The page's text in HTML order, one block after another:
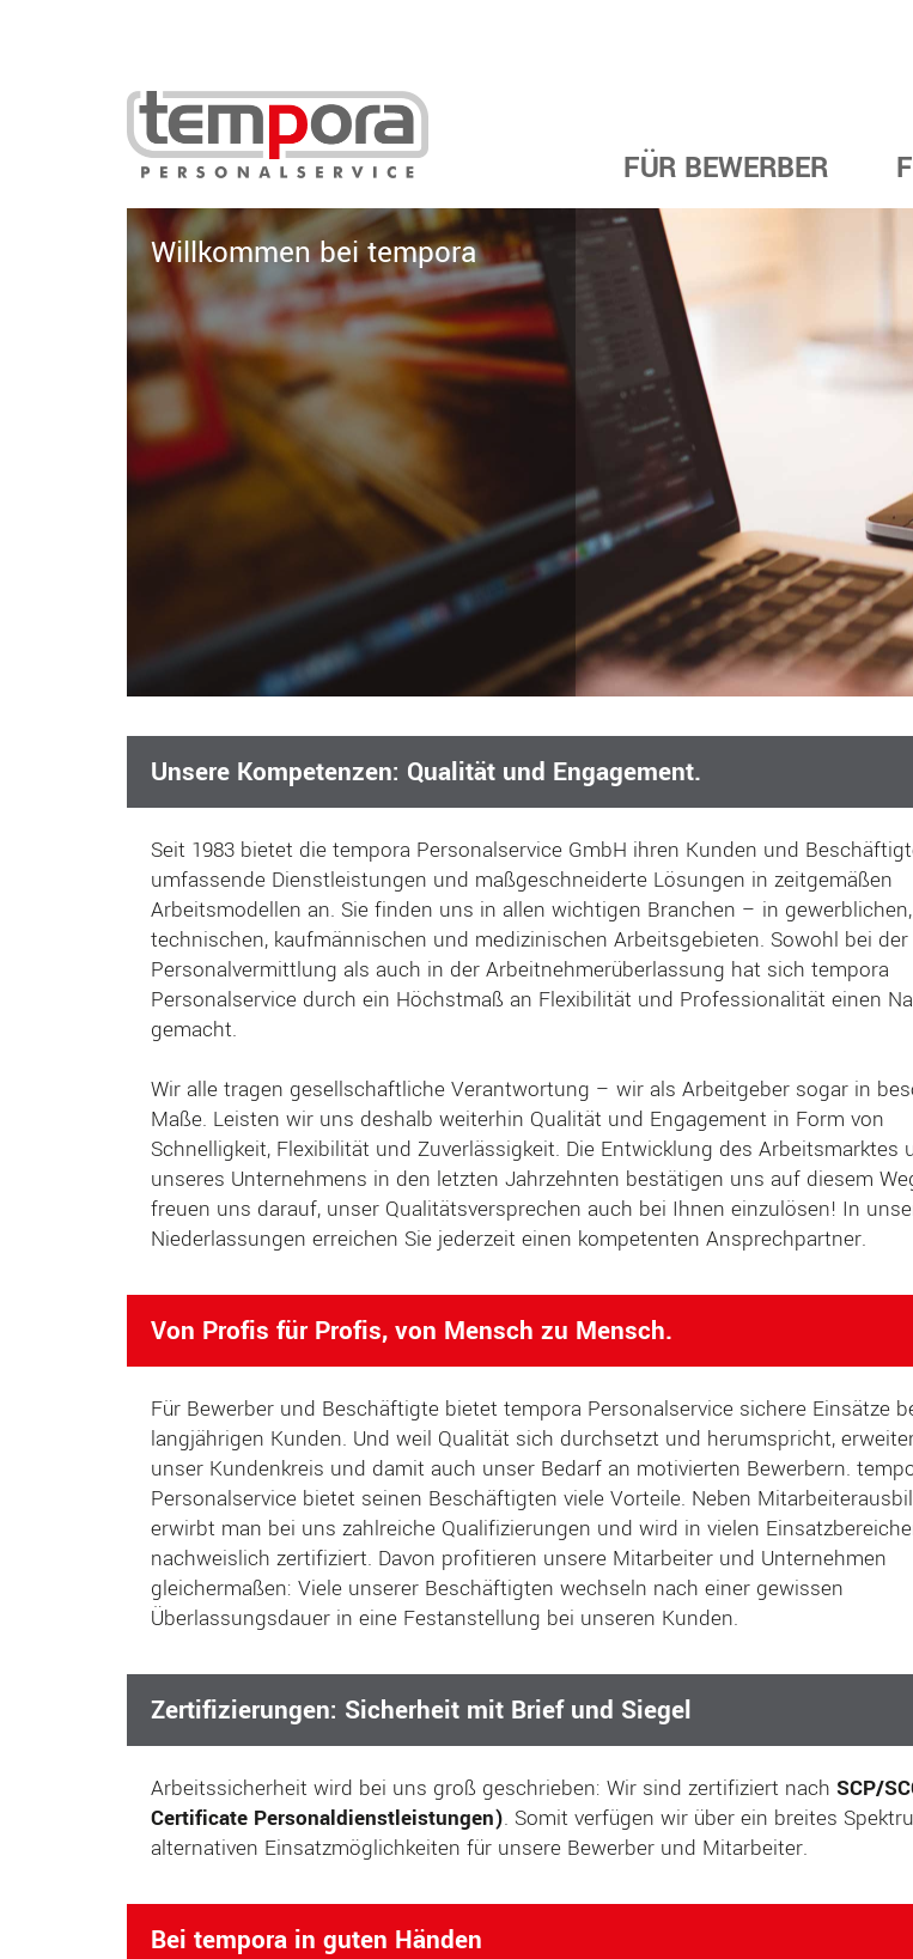
FÜR BEWERBER
Willkommen bei tempora
Unsere Kompetenzen: Qualität und Engagement.
Seit 1983 bietet die tempora Personalservice GmbH ihren Kunden und
umfassende Dienstleistungen und maßgeschneiderte Lösungen in zeitgemäßen
Arbeitsmodellen an. Sie finden uns in allen wichtigen Branchen – in gewerblichen,
technischen, kaufmännischen und medizinischen Arbeitsgebieten. Sowohl bei der
Personalvermittlung als auch in der Arbeitnehmerüberlassung hat sich tempora
Personalservice durch ein Höchstmaß an Flexibilität und Professionalität einen
gemacht.
Wir alle tragen gesellschaftliche Verantwortung – wir als Arbeitgeber sogar in
Maße. Leisten wir uns deshalb weiterhin Qualität und Engagement in Form von
Schnelligkeit, Flexibilität und Zuverlässigkeit. Die Entwicklung des Arbeitsmarktes
unseres Unternehmens in den letzten Jahrzehnten bestätigen uns auf diesem
freuen uns darauf, unser Qualitätsversprechen auch bei Ihnen einzulösen! In
Niederlassungen erreichen Sie jederzeit einen kompetenten Ansprechpartner.
Von Profis für Profis, von Mensch zu Mensch.
Für Bewerber und Beschäftigte bietet tempora Personalservice sichere Einsätze
langjährigen Kunden. Und weil Qualität sich durchsetzt und herumspricht,
unser Kundenkreis und damit auch unser Bedarf an motivierten Bewerbern.
Personalservice bietet seinen Beschäftigten viele Vorteile. Neben
erwirbt man bei uns zahlreiche Qualifizierungen und wird in vielen
nachweislich zertifiziert. Davon profitieren unsere Mitarbeiter und Unternehmen
gleichermaßen: Viele unserer Beschäftigten wechseln nach einer gewissen
Überlassungsdauer in eine Festanstellung bei unseren Kunden.
Zertifizierungen: Sicherheit mit Brief und Siegel
Arbeitssicherheit wird bei uns groß geschrieben: Wir sind zertifiziert nach SCP/
Certificate Personaldienstleistungen). Somit verfügen wir über ein breites
alternativen Einsatzmöglichkeiten für unsere Bewerber und Mitarbeiter.
Bei tempora in guten Händen